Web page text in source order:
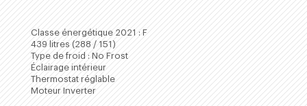
ACHETER
Classe énergétique 2021 : F
439 litres (288 / 151)
Type de froid : No Frost
Éclairage intérieur
Thermostat réglable
Moteur Inverter